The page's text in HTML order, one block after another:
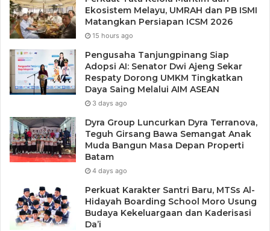
Ekosistem Melayu, UMRAH dan PB ISMI
Matangkan Persiapan ICSM 2026
15 hours ago
Pengusaha Tanjungpinang Siap
Adopsi AI: Senator Dwi Ajeng Sekar
Respaty Dorong UMKM Tingkatkan
Daya Saing Melalui AIM ASEAN
3 days ago
Dyra Group Luncurkan Dyra Terranova,
Teguh Girsang Bawa Semangat Anak
Muda Bangun Masa Depan Properti
Batam
4 days ago
Perkuat Karakter Santri Baru, MTSs Al-
Hidayah Boarding School Moro Usung
Budaya Kekeluargaan dan Kaderisasi
Da’i